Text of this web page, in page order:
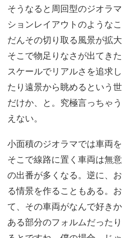
そうなると周回型のジオラ
ションレイアウトのような
だんその切り取る風景が拡
そこで物足りなさが出てき
スケールでリアルさを追求
たり遠景から眺めるという
だけか、と。究極言っちゃ
えない。
小面積のジオラマでは車両
そこで線路に置く車両は無
の出番が多くなる。逆に、
る情景を作ることもある。
て、その車両がなんで好き
ある部分のフォルムだった